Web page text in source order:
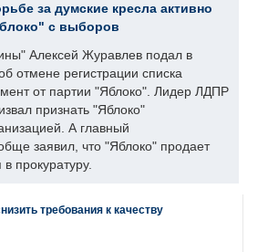
за думские кресла активно
с выборов
Алексей Журавлев подал в
отмене регистрации списка
от партии "Яблоко". Лидер ЛДПР
признать "Яблоко"
А главный
заявил, что "Яблоко" продает
прокуратуру.
требования к качеству